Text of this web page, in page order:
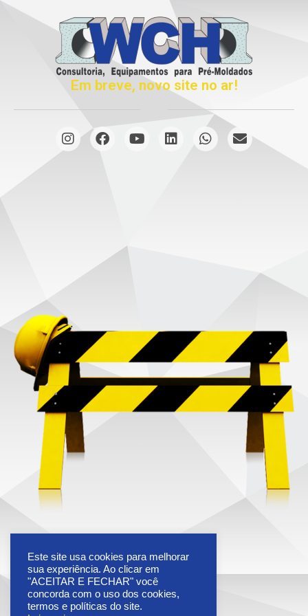
Em breve, novo site no ar!
Este site usa cookies para melhorar
sua experiência. Ao clicar em
"ACEITAR E FECHAR" você
concorda com o uso dos cookies,
termos e políticas do site.